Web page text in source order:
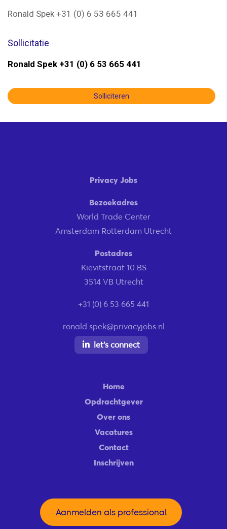
Ronald Spek +31 (0) 6 53 665 441
Sollicitatie
Ronald Spek +31 (0) 6 53 665 441
Solliciteren
Home
Opdrachtgever
Over ons
Vacatures
Contact
Inschrijven
Aanmelden als professional
Privacy Jobs
Bezoekadres
World Trade Center
Amsterdam Rotterdam Utrecht
Postadres
Kievitstraat 10 BS
3514 VB Utrecht
+31 (0) 6 53 665 441
ronald.spek@privacyjobs.nl
let’s connect